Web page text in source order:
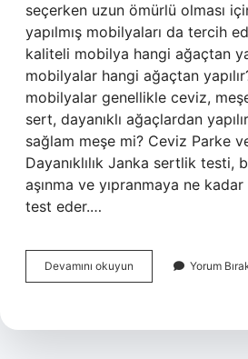
seçerken uzun ömürlü olması
yapılmış mobilyaları da tercih
kaliteli mobilya hangi ağaçtan
mobilyalar hangi ağaçtan
mobilyalar genellikle ceviz,
sert, dayanıklı ağaçlardan
sağlam meşe mi? Ceviz Parke
Dayanıklılık Janka sertlik testi,
aşınma ve yıpranmaya ne kadar
test eder.…
Devamını okuyun
Iyi
Ağaçtan
Yorum